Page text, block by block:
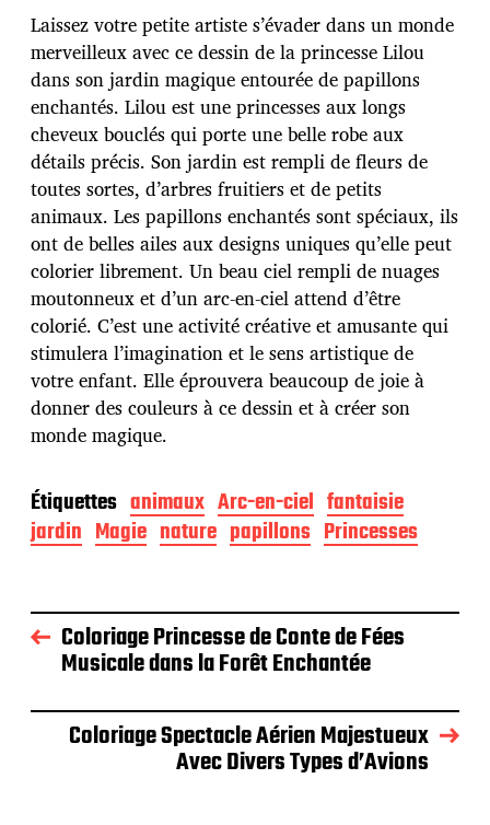
e
d
e
p
u
b
l
i
c
a
t
i
o
n
Laissez votre petite artiste s’évader dans un monde
merveilleux avec ce dessin de la princesse Lilou
dans son jardin magique entourée de papillons
enchantés. Lilou est une princesses aux longs
cheveux bouclés qui porte une belle robe aux
détails précis. Son jardin est rempli de fleurs de
toutes sortes, d’arbres fruitiers et de petits
animaux. Les papillons enchantés sont spéciaux, ils
ont de belles ailes aux designs uniques qu’elle peut
colorier librement. Un beau ciel rempli de nuages
moutonneux et d’un arc-en-ciel attend d’être
colorié. C’est une activité créative et amusante qui
stimulera l’imagination et le sens artistique de
votre enfant. Elle éprouvera beaucoup de joie à
donner des couleurs à ce dessin et à créer son
monde magique.
Étiquettes animaux Arc-en-ciel fantaisie
jardin Magie nature papillons Princesses
Coloriage Princesse de Conte de Fées
Musicale dans la Forêt Enchantée
Coloriage Spectacle Aérien Majestueux
Avec Divers Types d’Avions